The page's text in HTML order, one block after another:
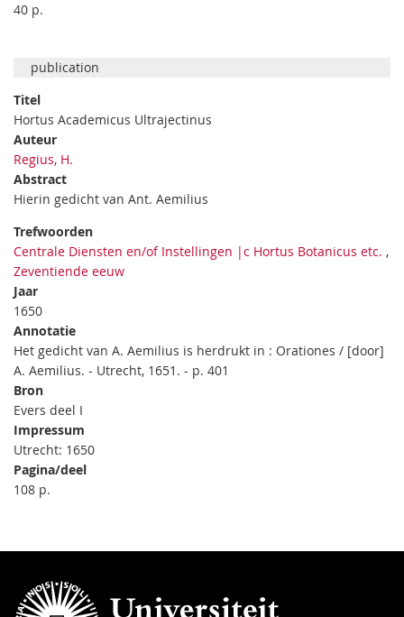
40 p.
publication
Titel
Hortus Academicus Ultrajectinus
Auteur
Regius, H.
Abstract
Hierin gedicht van Ant. Aemilius
Trefwoorden
Centrale Diensten en/of Instellingen |c Hortus Botanicus etc. ,
Zeventiende eeuw
Jaar
1650
Annotatie
Het gedicht van A. Aemilius is herdrukt in : Orationes / [door]
A. Aemilius. - Utrecht, 1651. - p. 401
Bron
Evers deel I
Impressum
Utrecht: 1650
Pagina/deel
108 p.